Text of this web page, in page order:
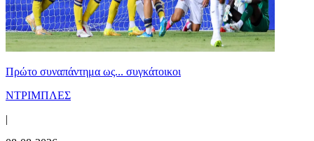
Πρώτο συναπάντημα ως... συγκάτοικοι
ΝΤΡΙΜΠΛΕΣ
|